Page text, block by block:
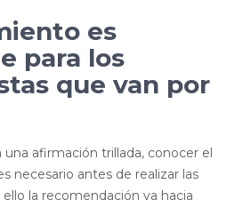
es
para los
que van por
afirmación trillada, conocer el
necesario antes de realizar las
la recomendación va hacia